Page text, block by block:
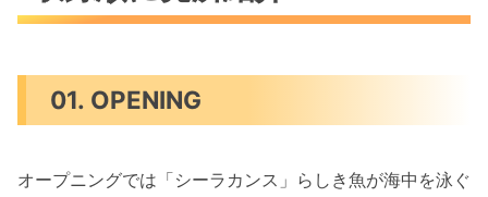
01. OPENING
オープニングでは「シーラカンス」らしき魚が海中を泳ぐ